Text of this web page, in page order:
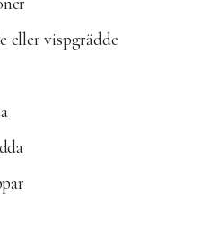
eller vispgrädde